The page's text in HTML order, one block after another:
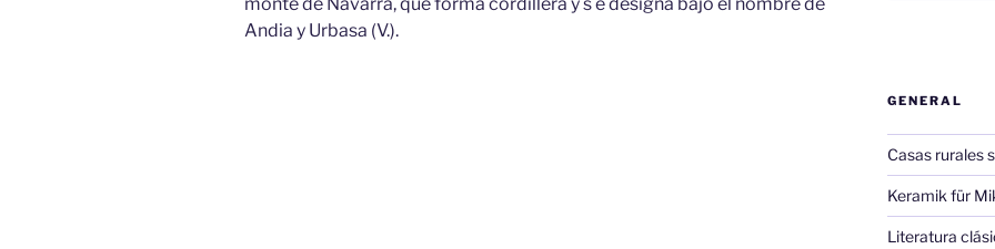
Andia y Urbasa (V.).
GENERAL
Casas rurales
Keramik für
Literatura